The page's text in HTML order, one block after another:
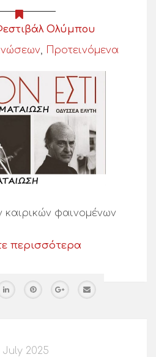
Ολύμπου
, Προτεινόμενα
φαινομένων
περισσότερα
July 2025